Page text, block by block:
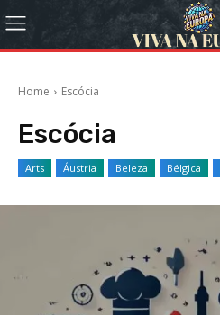
Home Escócia
Escócia
Arts Áustria Beleza Bélgica